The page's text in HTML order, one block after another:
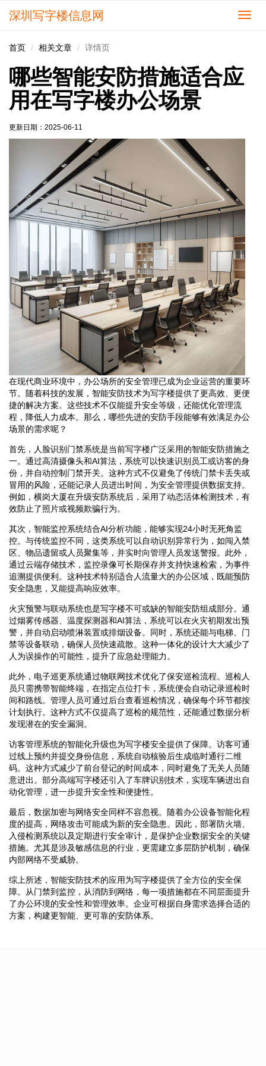
切
深圳写字楼信息网
首页 相关文章 详情页
哪些智能安防措施适合应
用在写字楼办公场景
更新日期： 2025-06-11
在现代商业环境中，办公场所的安全管理已成为企业运营的重要环
节。随着科技的发展，智能安防技术为写字楼提供了更高效、更便
捷的解决方案。这些技术不仅能提升安全等级，还能优化管理流
程，降低人力成本。那么，哪些先进的安防手段能够有效满足办公
场景的需求呢？
首先，人脸识别门禁系统是当前写字楼广泛采用的智能安防措施之
一。通过高清摄像头和AI算法，系统可以快速识别员工或访客的身
份，并自动控制门禁开关。这种方式不仅避免了传统门禁卡丢失或
冒用的风险，还能记录人员进出时间，为安全管理提供数据支持。
例如，横岗大厦在升级安防系统后，采用了动态活体检测技术，有
效防止了照片或视频欺骗行为。
其次，智能监控系统结合AI分析功能，能够实现24小时无死角监
控。与传统监控不同，这类系统可以自动识别异常行为，如闯入禁
区、物品遗留或人员聚集等，并实时向管理人员发送警报。此外，
通过云端存储技术，监控录像可长期保存并支持快速检索，为事件
追溯提供便利。这种技术特别适合人流量大的办公区域，既能预防
安全隐患，又能提高响应效率。
火灾预警与联动系统也是写字楼不可或缺的智能安防组成部分。通
过烟雾传感器、温度探测器和AI算法，系统可以在火灾初期发出预
警，并自动启动喷淋装置或排烟设备。同时，系统还能与电梯、门
禁等设备联动，确保人员快速疏散。这种一体化的设计大大减少了
人为误操作的可能性，提升了应急处理能力。
此外，电子巡更系统通过物联网技术优化了保安巡检流程。巡检人
员只需携带智能终端，在指定点位打卡，系统便会自动记录巡检时
间和路线。管理人员可通过后台查看巡检情况，确保每个环节都按
计划执行。这种方式不仅提高了巡检的规范性，还能通过数据分析
发现潜在的安全漏洞。
访客管理系统的智能化升级也为写字楼安全提供了保障。访客可通
过线上预约并提交身份信息，系统自动核验后生成临时通行二维
码。这种方式减少了前台登记的时间成本，同时避免了无关人员随
意进出。部分高端写字楼还引入了车牌识别技术，实现车辆进出自
动化管理，进一步提升安全性和便捷性。
最后，数据加密与网络安全同样不容忽视。随着办公设备智能化程
度的提高，网络攻击可能成为新的安全隐患。因此，部署防火墙、
入侵检测系统以及定期进行安全审计，是保护企业数据安全的关键
措施。尤其是涉及敏感信息的行业，更需建立多层防护机制，确保
内部网络不受威胁。
综上所述，智能安防技术的应用为写字楼提供了全方位的安全保
障。从门禁到监控，从消防到网络，每一项措施都在不同层面提升
了办公环境的安全性和管理效率。企业可根据自身需求选择合适的
方案，构建更智能、更可靠的安防体系。